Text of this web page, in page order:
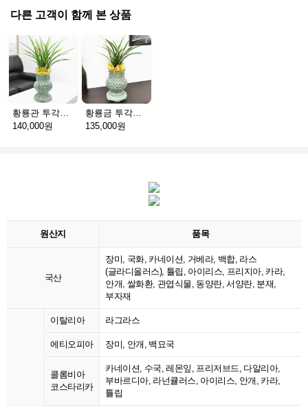
다른 고객이 함께 본 상품
황룡관 투각청자분
140,000원
황룡금 투각청자분
135,000원
원산지 품목
국산
장미, 국화, 카네이션, 거베라, 백합, 라스
(글라디올러스), 튤립, 아이리스, 프리지아, 카라,
안개, 쌀화환, 관엽식물, 동양란, 서양란, 분재,
부자재
이탈리아 라그라스
에티오피아 장미, 안개, 백묘국
콜롬비아
코스타리카
카네이션, 수국, 레몬잎, 프리저브드, 다알리아,
부바르디아, 라넌큘러스, 아이리스, 안개, 카라,
튤립